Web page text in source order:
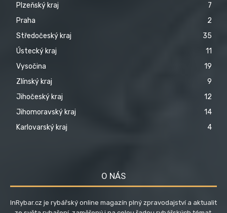
Plzeňský kraj
7
Praha
2
Středočeský kraj
35
Ústecký kraj
11
Vysočina
19
Zlínský kraj
9
Jihočeský kraj
12
Jihomoravský kraj
14
Karlovarský kraj
4
O NÁS
InRybar.cz je rybářský online magazín plný zpravodajství a aktualit